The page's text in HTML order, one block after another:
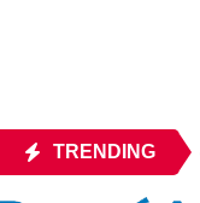
TRENDING
estrena buses